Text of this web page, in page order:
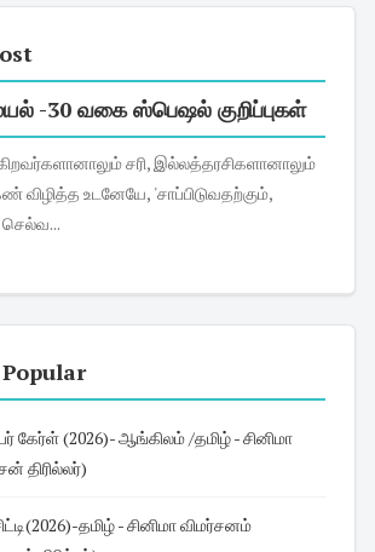
-30 வகை ஸ்பெஷல் குறிப்புகள்
உடனேயே, 'சாப்பிடுவதற்கும்,
செல்வ...
கேர்ள் (2026)- ஆங்கிலம் /தமிழ் - சினிமா
திரில்லர்)
தமிழ் - சினிமா விமர்சனம்